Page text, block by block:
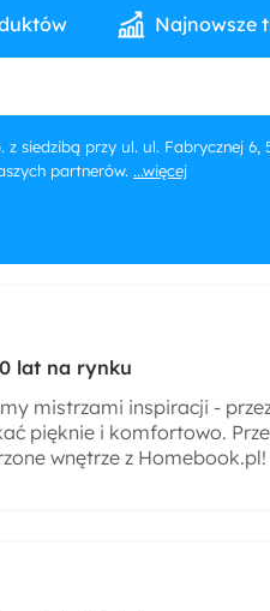
Najnowsze
siedzibą przy ul. ul. Fabrycznej 6,
partnerów. ...więcej
lat na rynku
mistrzami inspiracji -
pięknie i komfortowo.
wnętrze z Homebook.pl!